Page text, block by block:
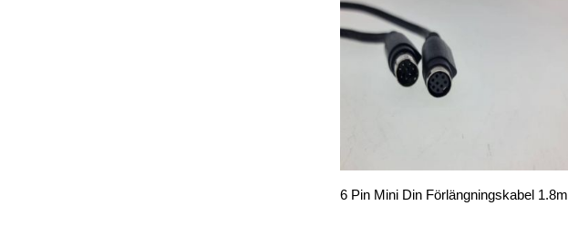
6 Pin Mini Din Förlängningskabel 1.8m